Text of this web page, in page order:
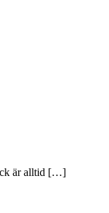
är alltid […]